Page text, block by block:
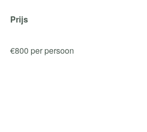
Prijs
€800 per persoon